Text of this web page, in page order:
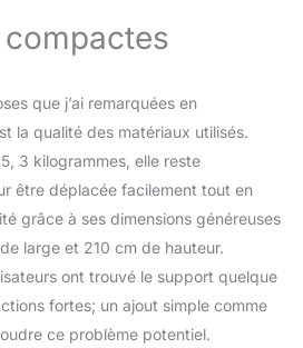
que j’ai remarquées en
la qualité des matériaux utilisés.
3 kilogrammes, elle reste
être déplacée facilement tout en
grâce à ses dimensions généreuses
large et 210 cm de hauteur.
ont trouvé le support quelque
fortes; un ajout simple comme
ce problème potentiel.